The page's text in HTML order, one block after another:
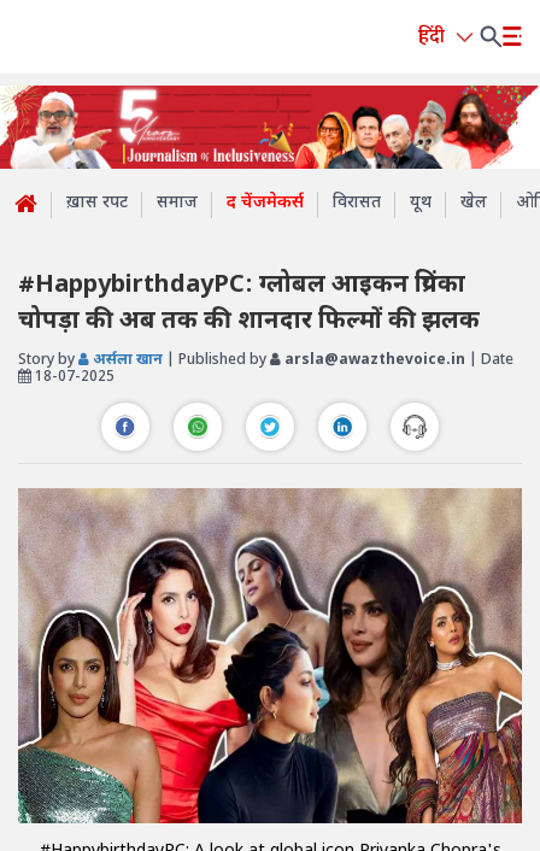
हिंदी
ख़ास रपट समाज द चेंजमेकर्स विरासत यूथ खेल
#HappybirthdayPC: ग्लोबल आइकन प्रियंका
चोपड़ा की अब तक की शानदार फिल्मों की झलक
Story by अर्सला खान | Published by arsla@awazthevoice.in | Date
18-07-2025